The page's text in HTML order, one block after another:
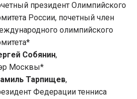
президент Олимпийского
России, почетный член
олимпийского
Собянин,
Москвы*
Тарпищев,
Федерации тенниса